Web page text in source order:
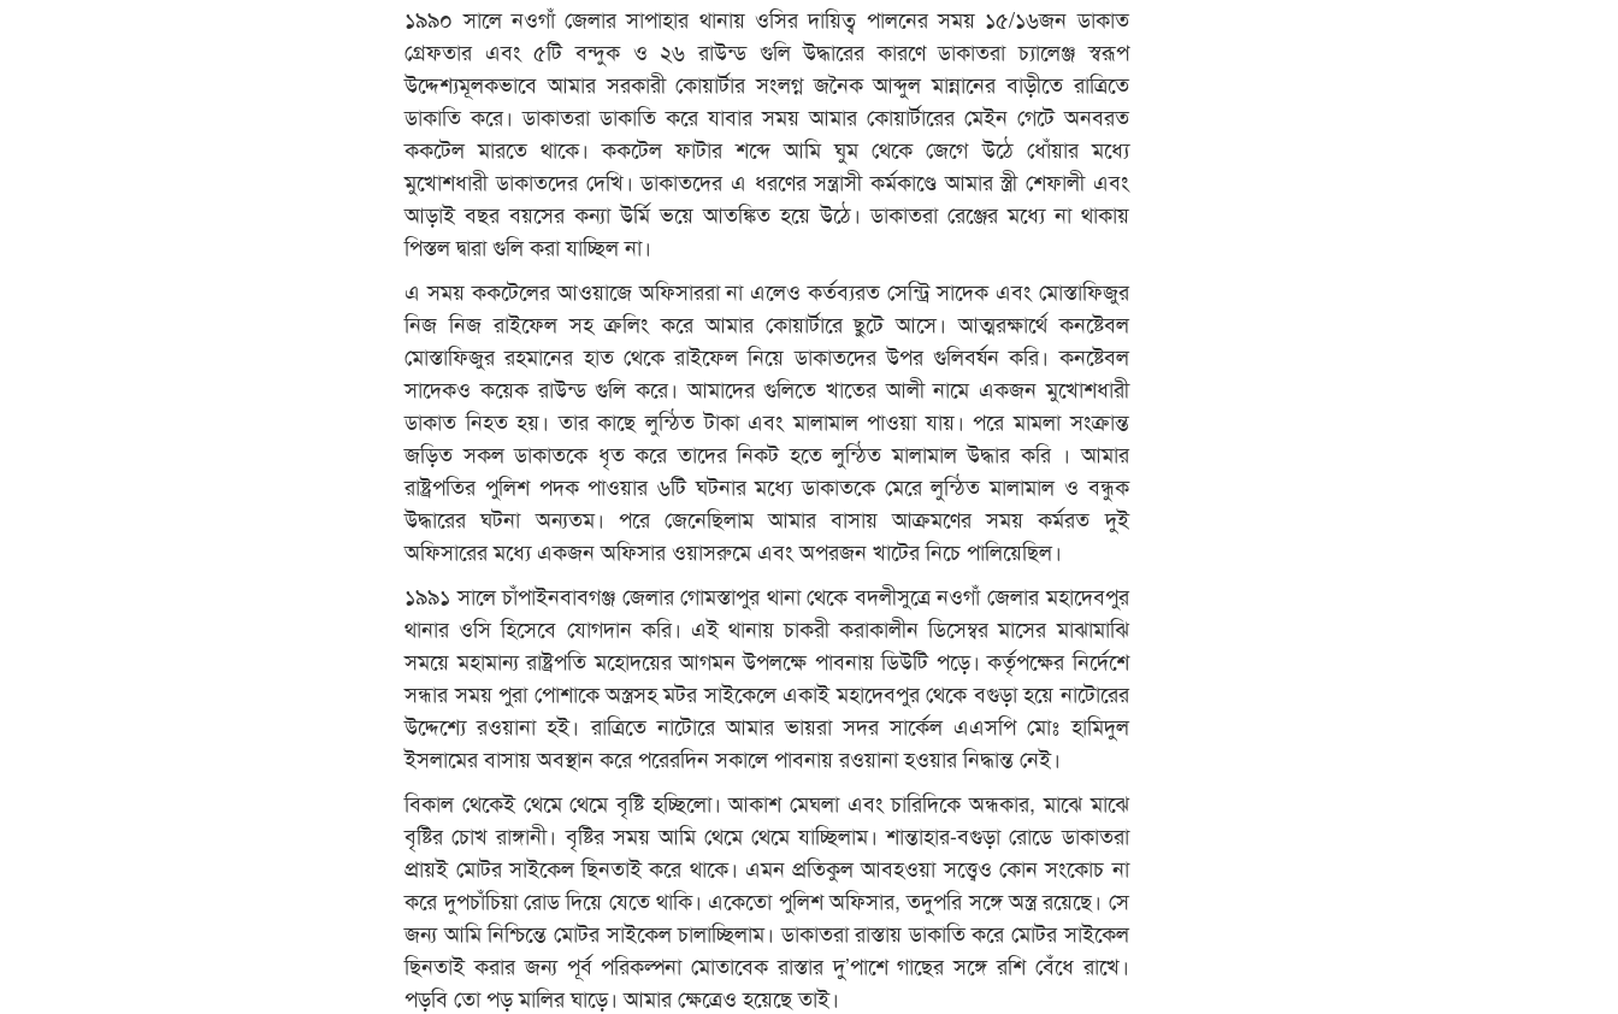
১৯৯০ সালে নওগাঁ জেলার সাপাহার থানায় ওসির দায়িত্ব পালনের সময় ১৫/১৬জন ডাকাত
গ্রেফতার এবং ৫টি বন্দুক ও ২৬ রাউন্ড গুলি উদ্ধারের কারণে ডাকাতরা চ্যালেঞ্জ স্বরূপ
উদ্দেশ্যমূলকভাবে আমার সরকারী কোয়ার্টার সংলগ্ন জনৈক আব্দুল মান্নানের বাড়ীতে রাত্রিতে
ডাকাতি করে। ডাকাতরা ডাকাতি করে যাবার সময় আমার কোয়ার্টারের মেইন গেটে অনবরত
ককটেল মারতে থাকে। ককটেল ফাটার শব্দে আমি ঘুম থেকে জেগে উঠে ধোঁয়ার মধ্যে
মুখোশধারী ডাকাতদের দেখি। ডাকাতদের এ ধরণের সন্ত্রাসী কর্মকাণ্ডে আমার স্ত্রী শেফালী এবং
আড়াই বছর বয়সের কন্যা উর্মি ভয়ে আতঙ্কিত হয়ে উঠে। ডাকাতরা রেঞ্জের মধ্যে না থাকায়
পিস্তল দ্বারা গুলি করা যাচ্ছিল না।
এ সময় ককটেলের আওয়াজে অফিসাররা না এলেও কর্তব্যরত সেন্ট্রি সাদেক এবং মোস্তাফিজুর
নিজ নিজ রাইফেল সহ ক্রলিং করে আমার কোয়ার্টারে ছুটে আসে। আত্মরক্ষার্থে কনষ্টেবল
মোস্তাফিজুর রহমানের হাত থেকে রাইফেল নিয়ে ডাকাতদের উপর গুলিবর্ষন করি। কনষ্টেবল
সাদেকও কয়েক রাউন্ড গুলি করে। আমাদের গুলিতে খাতের আলী নামে একজন মুখোশধারী
ডাকাত নিহত হয়। তার কাছে লুন্ঠিত টাকা এবং মালামাল পাওয়া যায়। পরে মামলা সংক্রান্ত
জড়িত সকল ডাকাতকে ধৃত করে তাদের নিকট হতে লুন্ঠিত মালামাল উদ্ধার করি । আমার
রাষ্ট্রপতির পুলিশ পদক পাওয়ার ৬টি ঘটনার মধ্যে ডাকাতকে মেরে লুন্ঠিত মালামাল ও বন্ধুক
উদ্ধারের ঘটনা অন্যতম। পরে জেনেছিলাম আমার বাসায় আক্রমণের সময় কর্মরত দুই
অফিসারের মধ্যে একজন অফিসার ওয়াসরুমে এবং অপরজন খাটের নিচে পালিয়েছিল।
১৯৯১ সালে চাঁপাইনবাবগঞ্জ জেলার গোমস্তাপুর থানা থেকে বদলীসুত্রে নওগাঁ জেলার মহাদেবপুর
থানার ওসি হিসেবে যোগদান করি। এই থানায় চাকরী করাকালীন ডিসেম্বর মাসের মাঝামাঝি
সময়ে মহামান্য রাষ্ট্রপতি মহোদয়ের আগমন উপলক্ষে পাবনায় ডিউটি পড়ে। কর্তৃপক্ষের নির্দেশে
সন্ধার সময় পুরা পোশাকে অস্ত্রসহ মটর সাইকেলে একাই মহাদেবপুর থেকে বগুড়া হয়ে নাটোরের
উদ্দেশ্যে রওয়ানা হই। রাত্রিতে নাটোরে আমার ভায়রা সদর সার্কেল এএসপি মোঃ হামিদুল
ইসলামের বাসায় অবস্থান করে পরেরদিন সকালে পাবনায় রওয়ানা হওয়ার নিদ্ধান্ত নেই।
বিকাল থেকেই থেমে থেমে বৃষ্টি হচ্ছিলো। আকাশ মেঘলা এবং চারিদিকে অন্ধকার, মাঝে মাঝে
বৃষ্টির চোখ রাঙ্গানী। বৃষ্টির সময় আমি থেমে থেমে যাচ্ছিলাম। শান্তাহার-বগুড়া রোডে ডাকাতরা
প্রায়ই মোটর সাইকেল ছিনতাই করে থাকে। এমন প্রতিকুল আবহওয়া সত্ত্বেও কোন সংকোচ না
করে দুপচাঁচিয়া রোড দিয়ে যেতে থাকি। একেতো পুলিশ অফিসার, তদুপরি সঙ্গে অস্ত্র রয়েছে। সে
জন্য আমি নিশ্চিন্তে মোটর সাইকেল চালাচ্ছিলাম। ডাকাতরা রাস্তায় ডাকাতি করে মোটর সাইকেল
ছিনতাই করার জন্য পূর্ব পরিকল্পনা মোতাবেক রাস্তার দু’পাশে গাছের সঙ্গে রশি বেঁধে রাখে।
পড়বি তো পড় মালির ঘাড়ে। আমার ক্ষেত্রেও হয়েছে তাই।